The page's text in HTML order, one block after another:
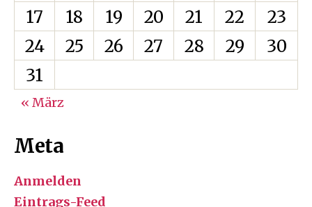
17
18 19 20 21 22
23
24
25 26 27 28 29
30
31
« März
Meta
Anmelden
Eintrags-Feed